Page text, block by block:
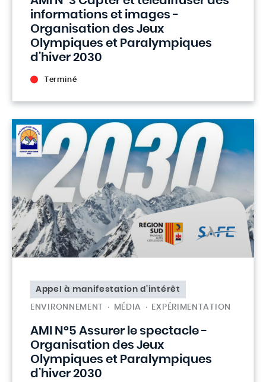
informations et images -
Organisation des Jeux
Olympiques et Paralympiques
d’hiver 2030
Terminé
Appel à manifestation d’intérêt
ENVIRONNEMENT MÉDIA EXPÉRIMENTATION
AMI N°5 Assurer le spectacle -
Organisation des Jeux
Olympiques et Paralympiques
d’hiver 2030